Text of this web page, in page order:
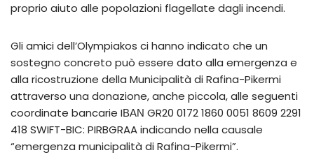
proprio aiuto alle popolazioni flagellate dagli incendi.
Gli amici dell’Olympiakos ci hanno indicato che un
sostegno concreto può essere dato alla emergenza e
alla ricostruzione della Municipalità di Rafina-Pikermi
attraverso una donazione, anche piccola, alle seguenti
coordinate bancarie IΒΑΝ GR20 0172 1860 0051 8609 2291
418 SWIFT-BIC: PIRBGRAA indicando nella causale
“emergenza municipalità di Rafina-Pikermi”.